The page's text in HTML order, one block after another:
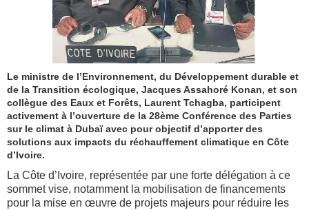
Le ministre de l’Environnement, du Développement durable et
de la Transition écologique, Jacques Assahoré Konan, et son
collègue des Eaux et Forêts, Laurent Tchagba, participent
activement à l’ouverture de la 28ème Conférence des Parties
sur le climat à Dubaï avec pour objectif d’apporter des
solutions aux impacts du réchauffement climatique en Côte
d’Ivoire.
La Côte d’Ivoire, représentée par une forte délégation à ce
sommet vise, notamment la mobilisation de financements
pour la mise en œuvre de projets majeurs pour réduire les